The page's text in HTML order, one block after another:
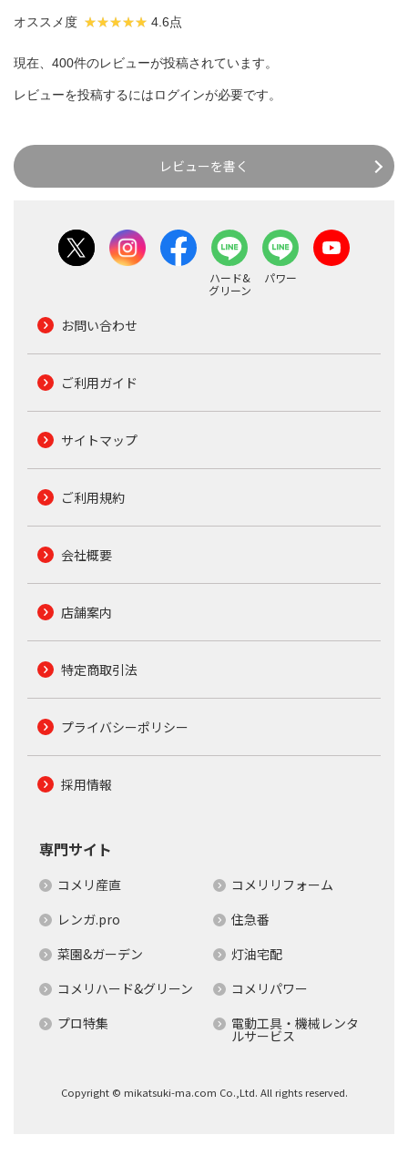
オススメ度 4.6点
現在、400件のレビューが投稿されています。
レビューを投稿するにはログインが必要です。
レビューを書く
ハード&
グリーン
パワー
お問い合わせ
ご利用ガイド
サイトマップ
ご利用規約
会社概要
店舗案内
特定商取引法
プライバシーポリシー
採用情報
専門サイト
コメリ産直
コメリリフォーム
レンガ.pro
住急番
菜園&ガーデン
灯油宅配
コメリハード&グリーン
コメリパワー
プロ特集
電動工具・機械レンタ
ルサービス
Copyright © mikatsuki-ma.com Co.,Ltd. All rights reserved.